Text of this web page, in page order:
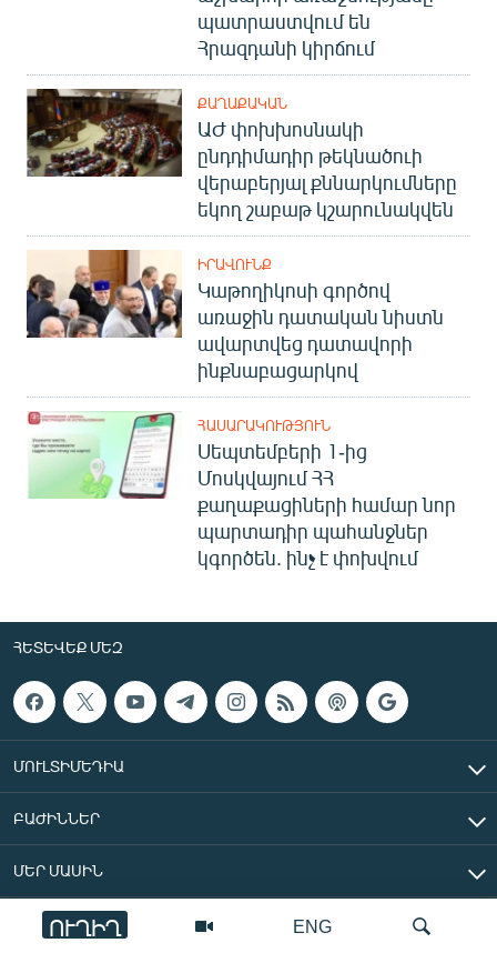
ENG
ՈՒՂԻՂ
պատրաստվում են
Հրազդանի կիրճում
ՔԱՂԱՔԱԿԱՆ
ԱԺ փոխխոսնակի
ընդդիմադիր թեկնածուի
վերաբերյալ քննարկումները
եկող շաբաթ կշարունակվեն
ԻՐԱՎՈՒՆՔ
Կաթողիկոսի գործով
առաջին դատական նիստն
ավարտվեց դատավորի
ինքնաբացարկով
ՀԱՍԱՐԱԿՈՒԹՅՈՒՆ
Սեպտեմբերի 1-ից
Մոսկվայում ՀՀ
քաղաքացիների համար նոր
պարտադիր պահանջներ
կգործեն. ինչ է փոխվում
ՀԵՏԵՎԵՔ ՄԵԶ
ՄՈՒԼՏԻՄԵԴԻԱ
ԲԱԺԻՆՆԵՐ
ՄԵՐ ՄԱՍԻՆ
«Ազատ Եվրոպա/Ազատություն» ռադիոկայան © 2026